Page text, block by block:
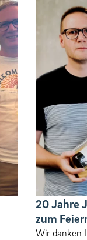
20 Jahre
zum
Wir danken